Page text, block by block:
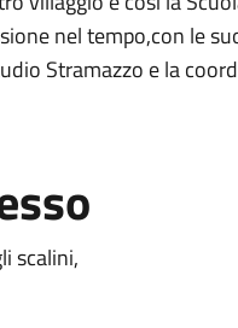
nel tempo,con le
Stramazzo e la
scalini,